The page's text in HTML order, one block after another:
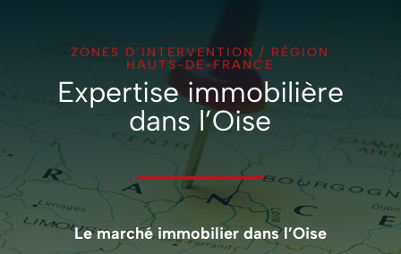
ZONES D’INTERVENTION / RÉGION
HAUTS-DE-FRANCE
Expertise immobilière
dans l’Oise
Le marché immobilier dans l’Oise